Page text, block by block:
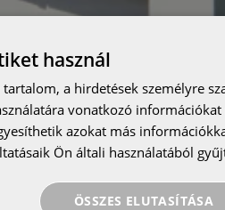
használ
a hirdetések személyre
vonatkozó
azokat más
Ön általi használatából
ÖSSZES ELUTASÍTÁSA